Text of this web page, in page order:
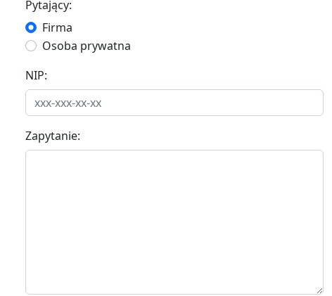
Pytający:
Firma
Osoba prywatna
NIP:
Zapytanie: